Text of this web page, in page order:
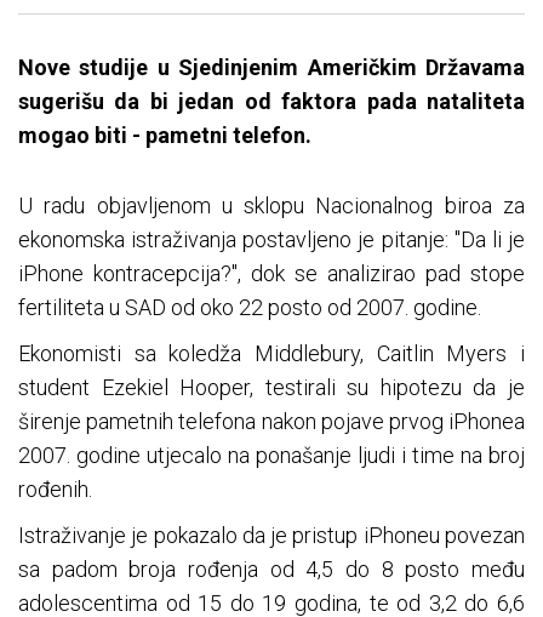
Nove studije u Sjedinjenim Američkim Državama
sugerišu da bi jedan od faktora pada nataliteta
mogao biti - pametni telefon.
U radu objavljenom u sklopu Nacionalnog biroa za
ekonomska istraživanja postavljeno je pitanje: "Da li je
iPhone kontracepcija?", dok se analizirao pad stope
fertiliteta u SAD od oko 22 posto od 2007. godine.
Ekonomisti sa koledža Middlebury, Caitlin Myers i
student Ezekiel Hooper, testirali su hipotezu da je
širenje pametnih telefona nakon pojave prvog iPhonea
2007. godine utjecalo na ponašanje ljudi i time na broj
rođenih.
Istraživanje je pokazalo da je pristup iPhoneu povezan
sa padom broja rođenja od 4,5 do 8 posto među
adolescentima od 15 do 19 godina, te od 3,2 do 6,6